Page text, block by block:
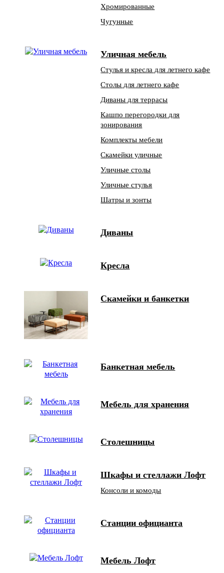
Хромированные
Чугунные
Уличная мебель
Стулья и кресла для летнего кафе
Столы для летнего кафе
Диваны для террасы
Кашпо перегородки для
зонирования
Комплекты мебели
Скамейки уличные
Уличные столы
Уличные стулья
Шатры и зонты
Диваны
Кресла
Скамейки и банкетки
Банкетная мебель
Мебель для хранения
Столешницы
Шкафы и стеллажи Лофт
Консоли и комоды
Станции официанта
Мебель Лофт